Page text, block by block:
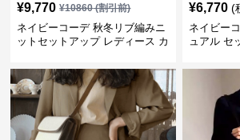
¥9,770 ¥10860(割引前)
ネイビーコーデ 秋冬リブ編みニ
ットセットアップ レディース カ
¥6,770 (
ネイビー
ュアル セ